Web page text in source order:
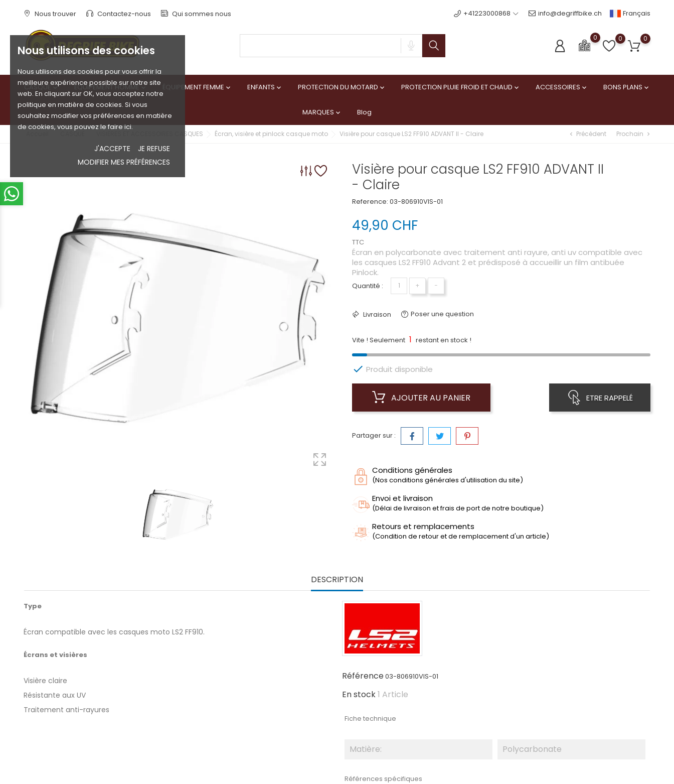
Nous utilisons des cookies
Nous utilisons des cookies pour vous offrir la
meilleure expérience possible sur notre site
web. En cliquant sur OK, vous acceptez notre
politique en matière de cookies. Si vous
souhaitez modifier vos préférences en matière
de cookies, vous pouvez le faire ici.
J'ACCEPTE
JE REFUSE
MODIFIER MES PRÉFÉRENCES
Nous trouver Contactez-nous Qui sommes nous +41223000868 info@degriffbike.ch Français
0 0 0
CASQUE  ÉQUIPEMENT HOMME ÉQUIPEMENT FEMME  ENFANTS  PROTECTION DU MOTARD  PROTECTION PLUIE FROID ET CHAUD  ACCESSOIRES  BONS PLANS 
MARQUES  Blog
VISIERES ET ACCESSOIRES CASQUES Écran, visière et pinlock casque moto Visière pour casque LS2 FF910 ADVANT II - Claire chevron_left Précédent Prochain chevron_right
Visière pour casque LS2 FF910 ADVANT II
- Claire
Reference: 03-806910VIS-01
49,90 CHF
TTC
Écran en polycarbonate avec traitement anti rayure, anti uv compatible avec
les casques LS2 FF910 Advant 2 et prédisposé à accueillir un film antibuée
Pinlock.
Quantité : + −
Livraison Poser une question
Vite ! Seulement 1 restant en stock !
 Produit disponible
AJOUTER AU PANIER ETRE RAPPELÉ
Partager sur :
Conditions générales
(Nos conditions générales d'utilisation du site)
Envoi et livraison
(Délai de livraison et frais de port de notre boutique)
Retours et remplacements
(Condition de retour et de remplacement d'un article)
DESCRIPTION
Type
Écran compatible avec les casques moto LS2 FF910.
Écrans et visières
Visière claire
Résistante aux UV
Traitement anti-rayures
Référence03-806910VIS-01
En stock1 Article
Fiche technique
Matière: Polycarbonate
Références spécifiques